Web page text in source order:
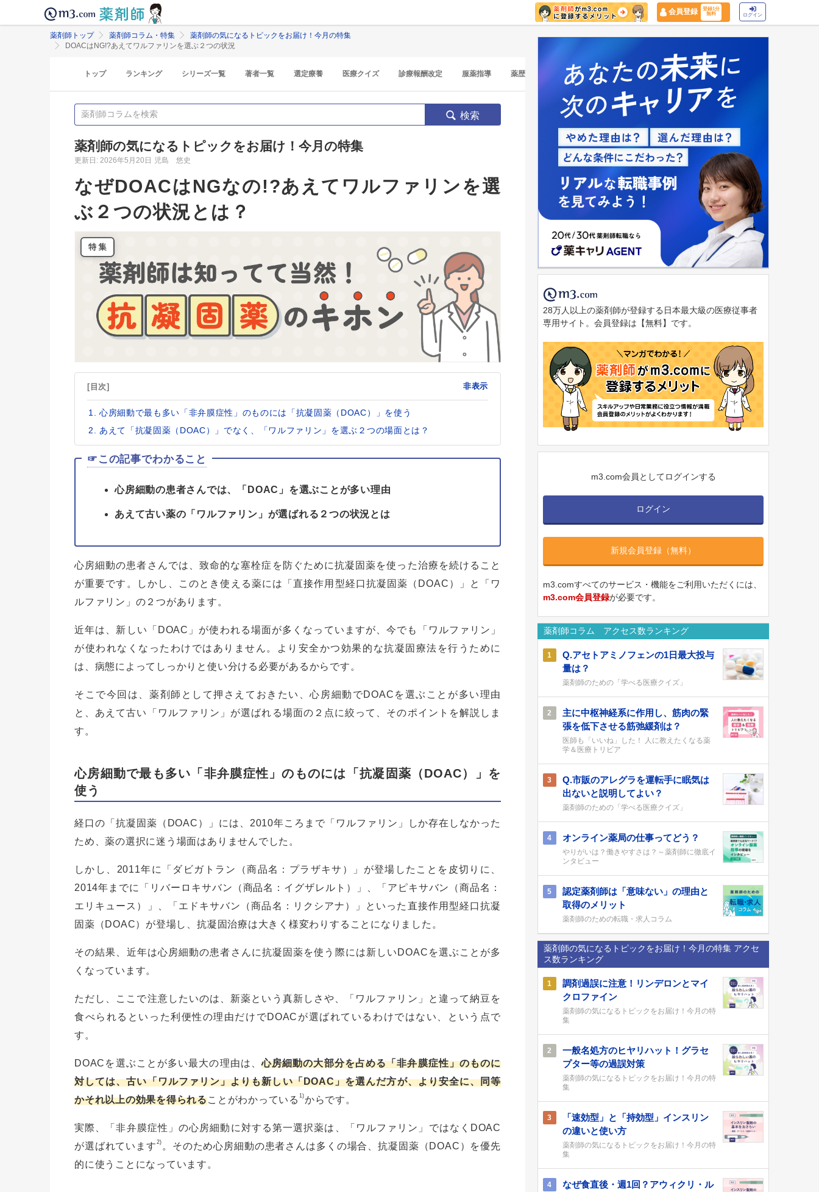
会員登録
登録1分
無料
ログイン
薬剤師トップ 薬剤師コラム・特集
薬剤師の気になるトピックをお届け！今月の特集
DOACはNG!?あえてワルファリンを選ぶ２つの状況
トップ ランキング シリーズ一覧 著者一覧 選定療養 医療クイズ 診療報酬改定 服薬指導 薬歴 マイナ保険証
検索
薬剤師の気になるトピックをお届け！今月の特集
更新日: 2026年5月20日 児島 悠史
なぜDOACはNGなの!?あえてワルファリンを選
ぶ２つの状況とは？
[目次] 非表示
心房細動で最も多い「非弁膜症性」のものには「抗凝固薬（DOAC）」を使う
あえて「抗凝固薬（DOAC）」でなく、「ワルファリン」を選ぶ２つの場面とは？
☞この記事でわかること
心房細動の患者さんでは、「DOAC」を選ぶことが多い理由
あえて古い薬の「ワルファリン」が選ばれる２つの状況とは
心房細動の患者さんでは、致命的な塞栓症を防ぐために抗凝固薬を使った治療を続けること
が重要です。しかし、このとき使える薬には「直接作用型経口抗凝固薬（DOAC）」と「ワ
ルファリン」の２つがあります。
近年は、新しい「DOAC」が使われる場面が多くなっていますが、今でも「ワルファリン」
が使われなくなったわけではありません。より安全かつ効果的な抗凝固療法を行うために
は、病態によってしっかりと使い分ける必要があるからです。
そこで今回は、薬剤師として押さえておきたい、心房細動でDOACを選ぶことが多い理由
と、あえて古い「ワルファリン」が選ばれる場面の２点に絞って、そのポイントを解説しま
す。
心房細動で最も多い「非弁膜症性」のものには「抗凝固薬（DOAC）」を
使う
経口の「抗凝固薬（DOAC）」には、2010年ころまで「ワルファリン」しか存在しなかった
ため、薬の選択に迷う場面はありませんでした。
しかし、2011年に「ダビガトラン（商品名：プラザキサ）」が登場したことを皮切りに、
2014年までに「リバーロキサバン（商品名：イグザレルト）」、「アピキサバン（商品名：
エリキュース）」、「エドキサバン（商品名：リクシアナ）」といった直接作用型経口抗凝
固薬（DOAC）が登場し、抗凝固治療は大きく様変わりすることになりました。
その結果、近年は心房細動の患者さんに抗凝固薬を使う際には新しいDOACを選ぶことが多
くなっています。
ただし、ここで注意したいのは、新薬という真新しさや、「ワルファリン」と違って納豆を
食べられるといった利便性の理由だけでDOACが選ばれているわけではない、という点で
す。
DOACを選ぶことが多い最大の理由は、心房細動の大部分を占める「非弁膜症性」のものに
対しては、古い「ワルファリン」よりも新しい「DOAC」を選んだ方が、より安全に、同等
かそれ以上の効果を得られることがわかっている 1)からです。
実際、「非弁膜症性」の心房細動に対する第一選択薬は、「ワルファリン」ではなくDOAC
が選ばれています 2) 。そのため心房細動の患者さんは多くの場合、抗凝固薬（DOAC）を優先
的に使うことになっています。
28万人以上の薬剤師が登録する日本最大級の医療従事者
専用サイト。会員登録は【無料】です。
m3.com会員としてログインする
ログイン
新規会員登録（無料）
m3.comすべてのサービス・機能をご利用いただくには、
m3.com会員登録が必要です。
薬剤師コラム アクセス数ランキング
1
Q.アセトアミノフェンの1日最大投与
量は？
薬剤師のための「学べる医療クイズ」
2
主に中枢神経系に作用し、筋肉の緊
張を低下させる筋弛緩剤は？
医師も「いいね」した！ 人に教えたくなる薬
学＆医療トリビア
3
Q.市販のアレグラを運転手に眠気は
出ないと説明してよい？
薬剤師のための「学べる医療クイズ」
4 オンライン薬局の仕事ってどう？
やりがいは？働きやすさは？～薬剤師に徹底イ
ンタビュー
5
認定薬剤師は「意味ない」の理由と
取得のメリット
薬剤師のための転職・求人コラム
薬剤師の気になるトピックをお届け！今月の特集 アクセ
ス数ランキング
1
調剤過誤に注意！リンデロンとマイ
クロファイン
薬剤師の気になるトピックをお届け！今月の特
集
2
一般名処方のヒヤリハット！グラセ
プター等の過誤対策
薬剤師の気になるトピックをお届け！今月の特
集
3
「速効型」と「持効型」インスリン
の違いと使い方
薬剤師の気になるトピックをお届け！今月の特
集
4
なぜ食直後・週1回？アウィクリ・ル